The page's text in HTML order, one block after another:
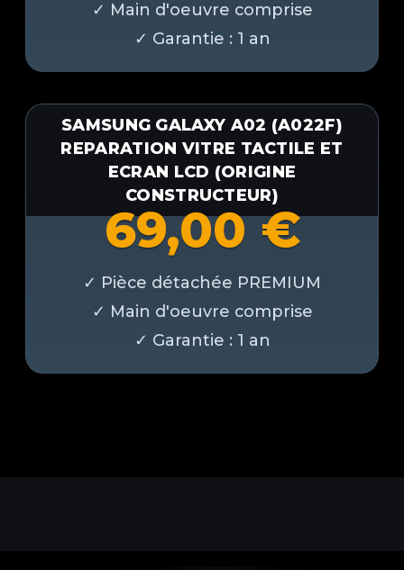
SAMSUNG GALAXY A02 (A022F)
REPARATION VITRE TACTILE ET
ECRAN LCD (ORIGINE
CONSTRUCTEUR)
69,00€